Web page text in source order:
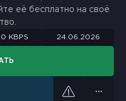
её бесплатно на своё
KBPS 24.06.2026